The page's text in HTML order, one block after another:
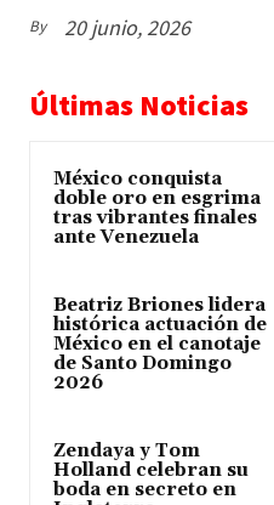
By 20 junio, 2026
Últimas Noticias
México conquista
doble oro en esgrima
tras vibrantes finales
ante Venezuela
Beatriz Briones lidera
histórica actuación de
México en el canotaje
de Santo Domingo
2026
Zendaya y Tom
Holland celebran su
boda en secreto en